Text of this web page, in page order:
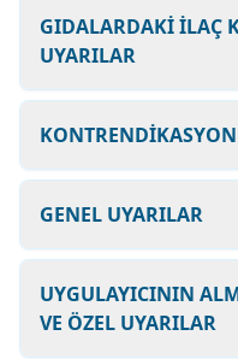
GIDALARDAKİ İLAÇ
UYARILAR
GENEL UYARILAR
UYGULAYICININ
VE ÖZEL UYARILAR